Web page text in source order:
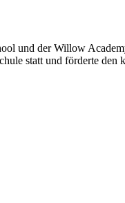
und der Willow
statt und förderte